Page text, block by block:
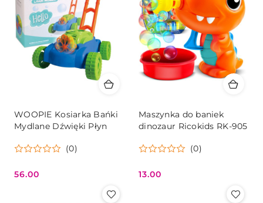
WOOPIE Kosiarka Bańki
Mydlane Dźwięki Płyn
(0)
Cena:
56.00
Maszynka do baniek
dinozaur Ricokids RK-905
(0)
Cena:
13.00